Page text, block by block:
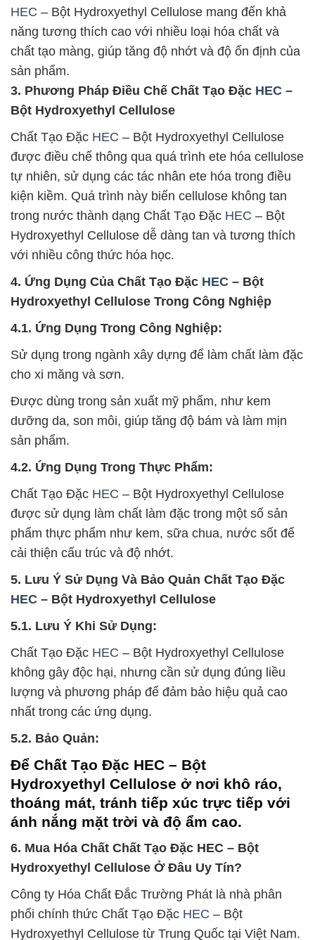
HEC – Bột Hydroxyethyl Cellulose mang đến khả
năng tương thích cao với nhiều loại hóa chất và
chất tạo màng, giúp tăng độ nhớt và độ ổn định của
sản phẩm.
3. Phương Pháp Điều Chế Chất Tạo Đặc HEC –
Bột Hydroxyethyl Cellulose
Chất Tạo Đặc HEC – Bột Hydroxyethyl Cellulose
được điều chế thông qua quá trình ete hóa cellulose
tự nhiên, sử dụng các tác nhân ete hóa trong điều
kiện kiềm. Quá trình này biến cellulose không tan
trong nước thành dạng Chất Tạo Đặc HEC – Bột
Hydroxyethyl Cellulose dễ dàng tan và tương thích
với nhiều công thức hóa học.
4. Ứng Dụng Của Chất Tạo Đặc HEC – Bột
Hydroxyethyl Cellulose Trong Công Nghiệp
4.1. Ứng Dụng Trong Công Nghiệp:
Sử dụng trong ngành xây dựng để làm chất làm đặc
cho xi măng và sơn.
Được dùng trong sản xuất mỹ phẩm, như kem
dưỡng da, son môi, giúp tăng độ bám và làm mịn
sản phẩm.
4.2. Ứng Dụng Trong Thực Phẩm:
Chất Tạo Đặc HEC – Bột Hydroxyethyl Cellulose
được sử dụng làm chất làm đặc trong một số sản
phẩm thực phẩm như kem, sữa chua, nước sốt để
cải thiện cấu trúc và độ nhớt.
5. Lưu Ý Sử Dụng Và Bảo Quản Chất Tạo Đặc
HEC – Bột Hydroxyethyl Cellulose
5.1. Lưu Ý Khi Sử Dụng:
Chất Tạo Đặc HEC – Bột Hydroxyethyl Cellulose
không gây độc hại, nhưng cần sử dụng đúng liều
lượng và phương pháp để đảm bảo hiệu quả cao
nhất trong các ứng dụng.
5.2. Bảo Quản:
Để Chất Tạo Đặc HEC – Bột
Hydroxyethyl Cellulose ở nơi khô ráo,
thoáng mát, tránh tiếp xúc trực tiếp với
ánh nắng mặt trời và độ ẩm cao.
6. Mua Hóa Chất Chất Tạo Đặc HEC – Bột
Hydroxyethyl Cellulose Ở Đâu Uy Tín?
Công ty Hóa Chất Đắc Trường Phát là nhà phân
phối chính thức Chất Tạo Đặc HEC – Bột
Hydroxyethyl Cellulose từ Trung Quốc tại Việt Nam.